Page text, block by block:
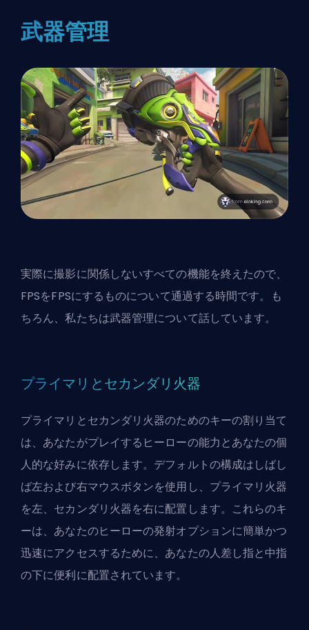
武器管理
実際に撮影に関係しないすべての機能を終えたので、
FPSをFPSにするものについて通過する時間です。も
ちろん、私たちは武器管理について話しています。
プライマリとセカンダリ火器
プライマリとセカンダリ火器のためのキーの割り当て
は、あなたがプレイするヒーローの能力とあなたの個
人的な好みに依存します。デフォルトの構成はしばし
ば左および右マウスボタンを使用し、プライマリ火器
を左、セカンダリ火器を右に配置します。これらのキ
ーは、あなたのヒーローの発射オプションに簡単かつ
迅速にアクセスするために、あなたの人差し指と中指
の下に便利に配置されています。